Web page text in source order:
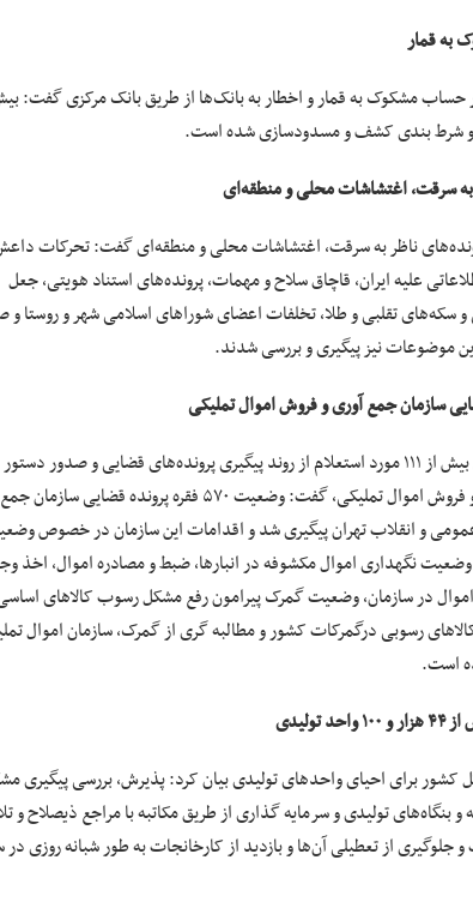
اشاره به کشف بیش از ۲۴ هزار حساب مشکوک به قمار و اخطار به بانک‌ها از طریق بانک مرکزی گفت:
به سرقت، اغتشاشات محلی و منطقه‌ای
ناظر به سرقت، اغتشاشات محلی و منطقه‌ای گفت: تحرکات
علیه ایران، قاچاق سلاح و مهمات، پرونده‌های استناد هویتی، جعل
و سکه‌های تقلبی و طلا، تخلفات اعضای شوراهای اسلامی شهر و روستا و
موضوعات نیز پیگیری و بررسی شدند.
دادستان کل کشور با اشاره به انجام بیش از ۱۱۱ مورد استعلام از روند پیگیری پرونده‌های قضایی و صدور دستور
توقیف اموال به سازمان جمع آوری و فروش اموال تملیکی، گفت: وضعیت ۵۷۰ فقره پرونده
و انقلاب تهران پیگیری شد و اقدامات این سازمان در خصوص
وضعیت نگهداری اموال مکشوفه در انبارها، ضبط و مصادره اموال، اخذ
اموال در سازمان، وضعیت گمرک پیرامون رفع مشکل رسوب کالاهای
رسوبی درگمرکات کشور و مطالبه گری از گمرک، سازمان اموال
است.
کشور برای احیای واحدهای تولیدی بیان کرد: پذیرش، بررسی پیگیری
شرکت، کارخانه و بنگاه‌های تولیدی و سرمایه گذاری از طریق مکاتبه با مراجع ذیصلاح و
جلوگیری از تعطیلی آن‌ها و بازدید از کارخانجات به طور شبانه روزی در